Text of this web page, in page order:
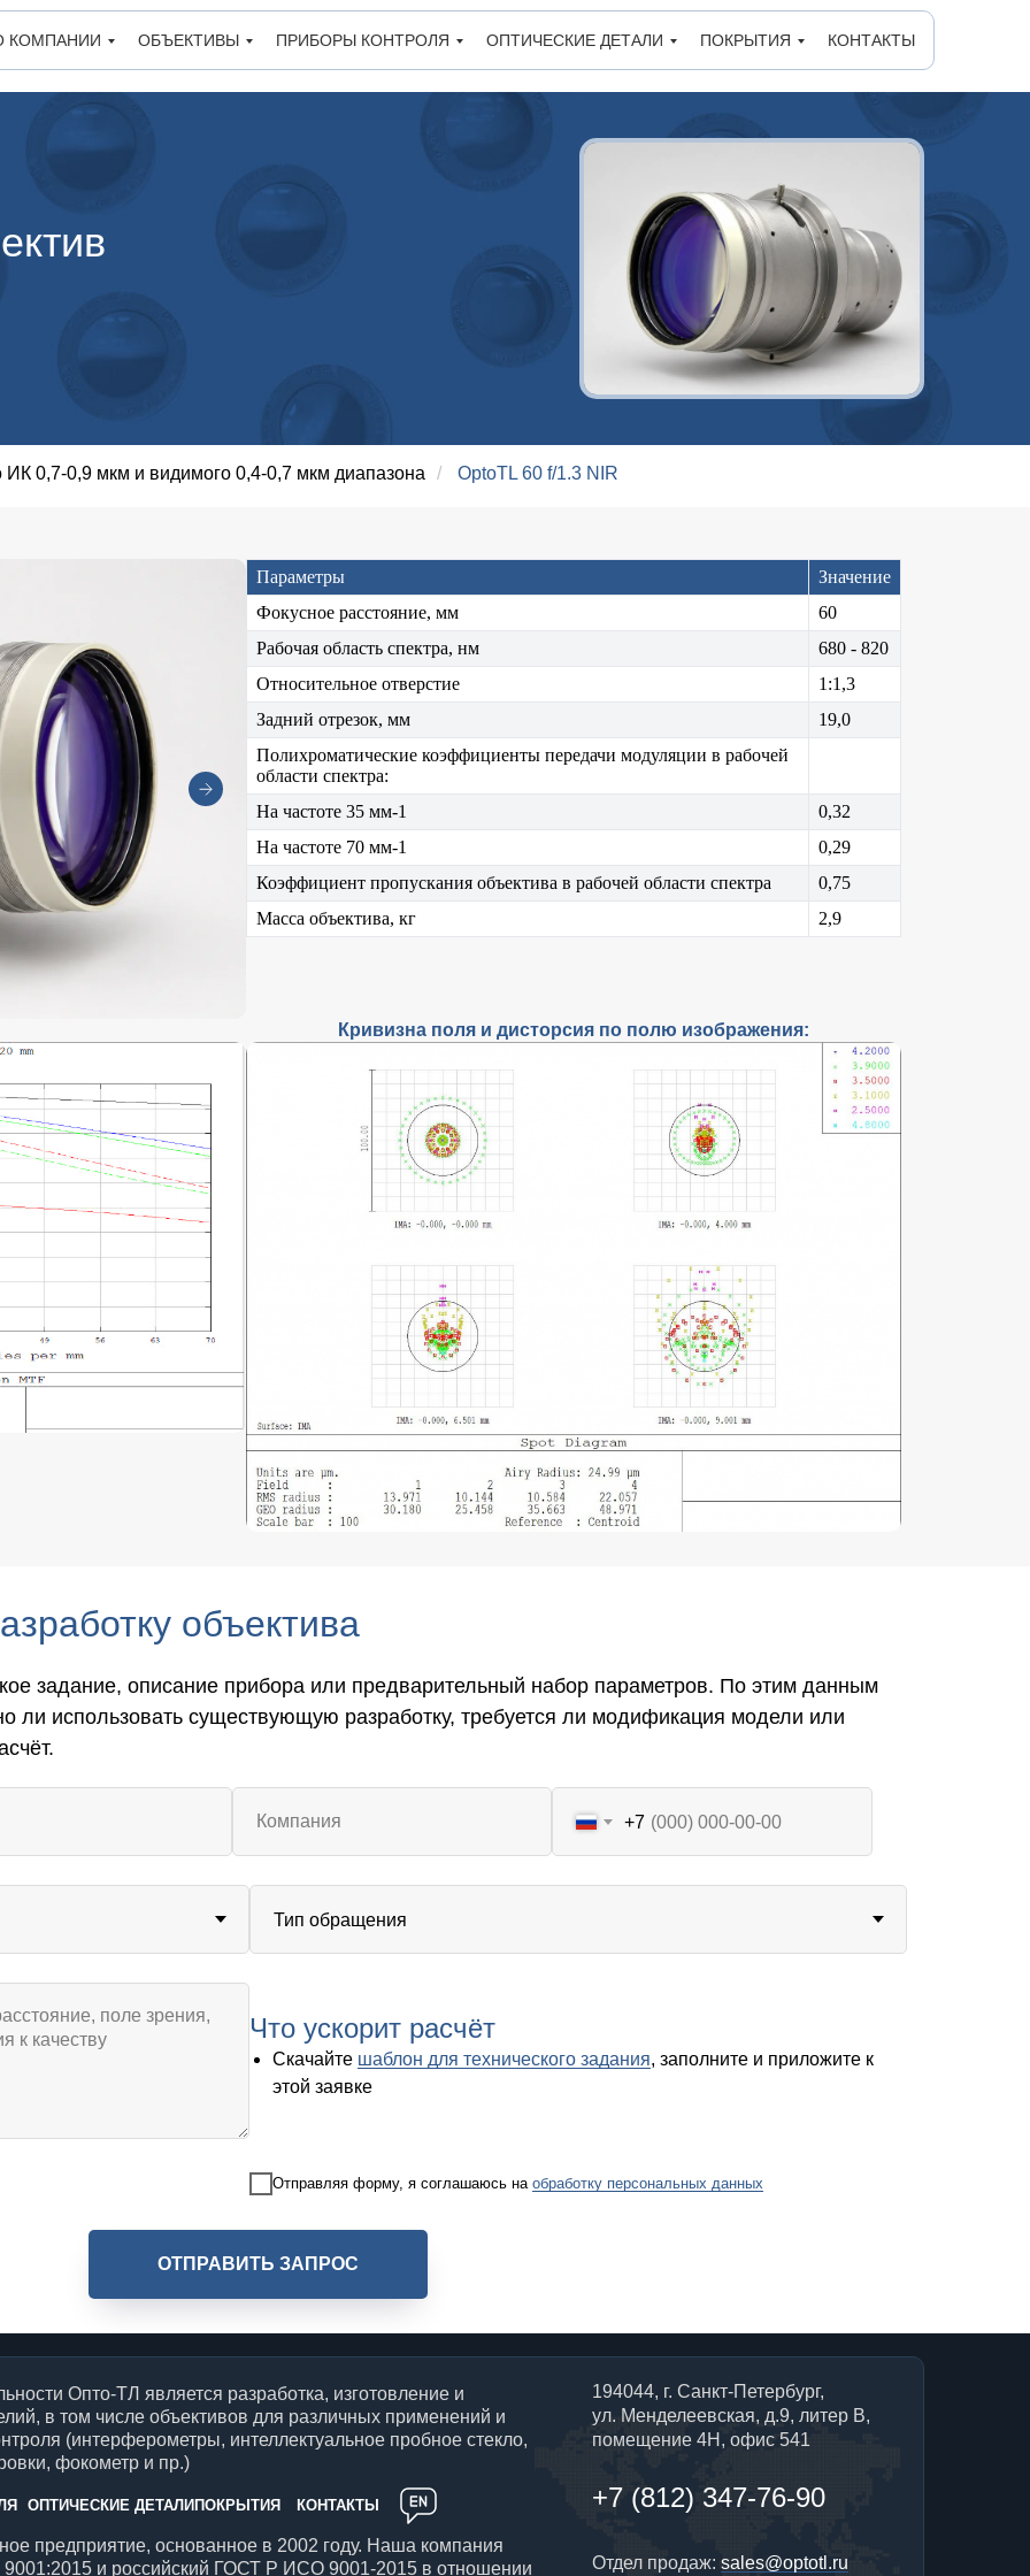
КОМПАНИИ ОБЪЕКТИВЫ ПРИБОРЫ КОНТРОЛЯ ОПТИЧЕСКИЕ ДЕТАЛИ ПОКРЫТИЯ КОНТАКТЫ
0,7-0,9 мкм и видимого 0,4-0,7 мкм диапазона / OptoTL 60 f/1.3 NIR
Параметры
Значение
Фокусное расстояние, мм
60
Рабочая область спектра, нм
680 - 820
Относительное отверстие
1:1,3
Задний отрезок, мм
19,0
Полихроматические коэффициенты передачи модуляции в рабочей
области спектра:
На частоте 35 мм-1
0,32
На частоте 70 мм-1
0,29
Коэффициент пропускания объектива в рабочей области спектра
0,75
Масса объектива, кг
2,9
Кривизна поля и дисторсия по полю изображения:
объектива
задание, описание прибора или предварительный набор параметров. По этим данным
ли использовать существующую разработку, требуется ли модификация модели или
+7
Что ускорит расчёт
Скачайте шаблон для технического задания, заполните и приложите к
этой заявке
Отправляя форму, я соглашаюсь на обработку персональных данных
ОТПРАВИТЬ ЗАПРОС
Опто-ТЛ является разработка, изготовление и
в том числе объективов для различных применений и
(интерферометры, интеллектуальное пробное стекло,
фокометр и пр.)
ОПТИЧЕСКИЕ ДЕТАЛИПОКРЫТИЯ КОНТАКТЫ
предприятие, основанное в 2002 году. Наша компания
и российский ГОСТ Р ИСО 9001-2015 в отношении
194044, г. Санкт-Петербург,
ул. Менделеевская, д.9, литер В,
помещение 4Н, офис 541
+7 (812) 347-76-90
Отдел продаж: sales@optotl.ru